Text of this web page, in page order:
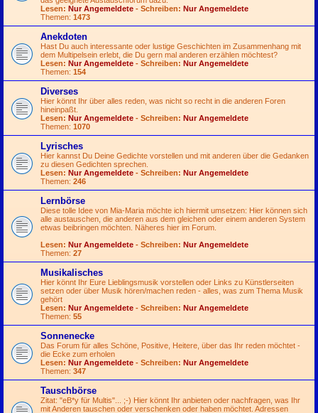
Lesen: Nur Angemeldete - Schreiben: Nur Angemeldete
Themen: 1473
Anekdoten
Hast Du auch interessante oder lustige Geschichten im Zusammenhang mit
dem Multipelsein erlebt, die Du gern mal anderen erzählen möchtest?
Lesen: Nur Angemeldete - Schreiben: Nur Angemeldete
Themen: 154
Diverses
Hier könnt Ihr über alles reden, was nicht so recht in die anderen Foren
hineinpaßt.
Lesen: Nur Angemeldete - Schreiben: Nur Angemeldete
Themen: 1070
Lyrisches
Hier kannst Du Deine Gedichte vorstellen und mit anderen über die Gedanken
zu diesen Gedichten sprechen.
Lesen: Nur Angemeldete - Schreiben: Nur Angemeldete
Themen: 246
Lernbörse
Diese tolle Idee von Mia-Maria möchte ich hiermit umsetzen: Hier können sich
alle austauschen, die anderen aus dem gleichen oder einem anderen System
etwas beibringen möchten. Näheres hier im Forum.
Lesen: Nur Angemeldete - Schreiben: Nur Angemeldete
Themen: 27
Musikalisches
Hier könnt Ihr Eure Lieblingsmusik vorstellen oder Links zu Künstlerseiten
setzen oder über Musik hören/machen reden - alles, was zum Thema Musik
gehört
Lesen: Nur Angemeldete - Schreiben: Nur Angemeldete
Themen: 55
Sonnenecke
Das Forum für alles Schöne, Positive, Heitere, über das Ihr reden möchtet -
die Ecke zum erholen
Lesen: Nur Angemeldete - Schreiben: Nur Angemeldete
Themen: 347
Tauschbörse
Zitat: "eB*y für Multis"... ;-) Hier könnt Ihr anbieten oder nachfragen, was Ihr
mit Anderen tauschen oder verschenken oder haben möchtet. Adressen